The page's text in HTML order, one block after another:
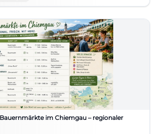
im Chiemgau – regionaler